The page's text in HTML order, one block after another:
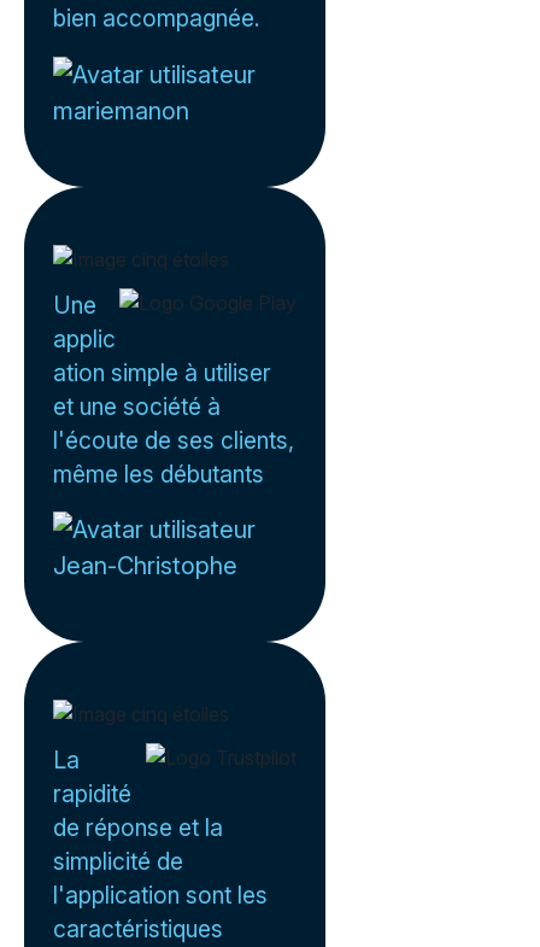
bien accompagnée.
mariemanon
Une
applic
ation simple à utiliser
et une société à
l'écoute de ses clients,
même les débutants
Jean-Christophe
La
rapidité
de réponse et la
simplicité de
l'application sont les
caractéristiques